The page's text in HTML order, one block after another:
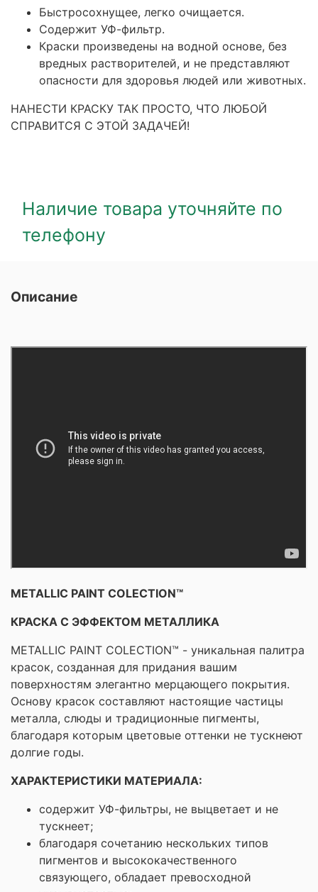
Быстросохнущее, легко очищается.
Содержит УФ-фильтр.
Краски произведены на водной основе, без
вредных растворителей, и не представляют
опасности для здоровья людей или животных.
НАНЕСТИ КРАСКУ ТАК ПРОСТО, ЧТО ЛЮБОЙ
СПРАВИТСЯ С ЭТОЙ ЗАДАЧЕЙ!
Наличие товара уточняйте по
телефону
Описание
METALLIC PAINT COLECTION™
КРАСКА С ЭФФЕКТОМ МЕТАЛЛИКА
METALLIC PAINT COLECTION™ - уникальная палитра
красок, созданная для придания вашим
поверхностям элегантно мерцающего покрытия.
Основу красок составляют настоящие частицы
металла, слюды и традиционные пигменты,
благодаря которым цветовые оттенки не тускнеют
долгие годы.
ХАРАКТЕРИСТИКИ МАТЕРИАЛА:
содержит УФ-фильтры, не выцветает и не
тускнеет;
благодаря сочетанию нескольких типов
пигментов и высококачественного
связующего, обладает превосходной